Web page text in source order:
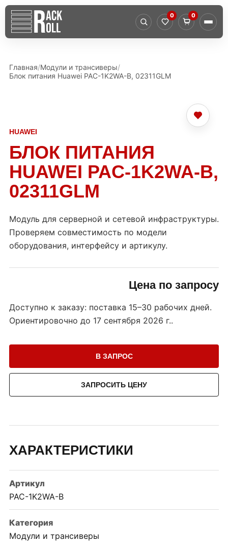
0 0
Главная Модули и трансиверы
Блок питания Huawei PAC-1K2WA-B, 02311GLM
HUAWEI
БЛОК ПИТАНИЯ
HUAWEI PAC-1K2WA-B,
02311GLM
Модуль для серверной и сетевой инфраструктуры.
Проверяем совместимость по модели
оборудования, интерфейсу и артикулу.
Цена по запросу
Доступно к заказу: поставка 15–30 рабочих дней.
Ориентировочно до 17 сентября 2026 г..
В ЗАПРОС
ЗАПРОСИТЬ ЦЕНУ
ХАРАКТЕРИСТИКИ
Артикул
PAC-1K2WA-B
Категория
Модули и трансиверы